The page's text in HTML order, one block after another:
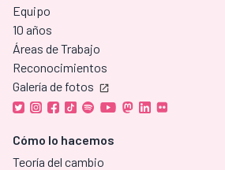
Equipo
10 años
Áreas de Trabajo
Reconocimientos
Galería de fotos
Cómo lo hacemos
Teoría del cambio